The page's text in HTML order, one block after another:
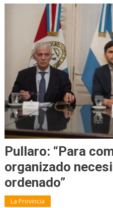
Pullaro: “Para
organizado
ordenado”
La Provincia